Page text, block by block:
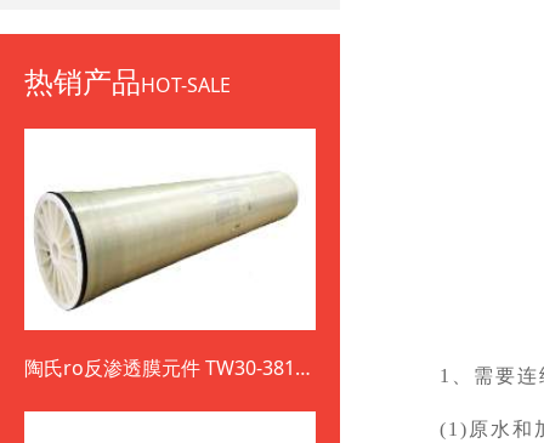
热销产品HOT-SALE
陶氏ro反渗透膜元件 TW30-3812-
1、需要
(1)原水和